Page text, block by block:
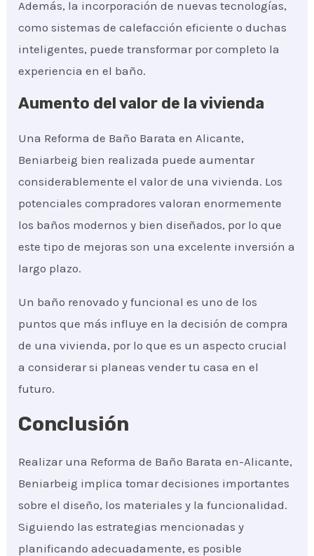
Además, la incorporación de nuevas tecnologías,
como sistemas de calefacción eficiente o duchas
inteligentes, puede transformar por completo la
experiencia en el baño.
Aumento del valor de la vivienda
Una Reforma de Baño Barata en Alicante,
Beniarbeig bien realizada puede aumentar
considerablemente el valor de una vivienda. Los
potenciales compradores valoran enormemente
los baños modernos y bien diseñados, por lo que
este tipo de mejoras son una excelente inversión a
largo plazo.
Un baño renovado y funcional es uno de los
puntos que más influye en la decisión de compra
de una vivienda, por lo que es un aspecto crucial
a considerar si planeas vender tu casa en el
futuro.
Conclusión
Realizar una Reforma de Baño Barata en-Alicante,
Beniarbeig implica tomar decisiones importantes
sobre el diseño, los materiales y la funcionalidad.
Siguiendo las estrategias mencionadas y
planificando adecuadamente, es posible